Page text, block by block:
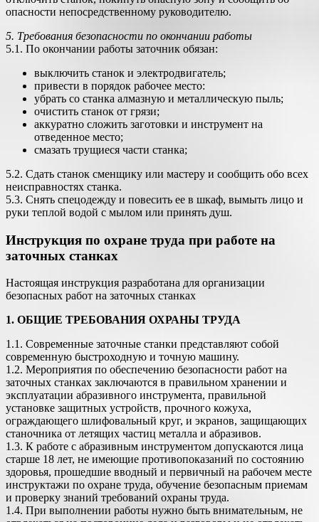
опасности непосредственному руководителю.
5. Требования безопасности по окончании работы
5.1. По окончании работы заточник обязан:
выключить станок и электродвигатель;
привести в порядок рабочее место:
убрать со станка алмазную и металлическую пыль;
очистить станок от грязи;
аккуратно сложить заготовки и инструмент на
отведенное место;
смазать трущиеся части станка;
5.2. Сдать станок сменщику или мастеру и сообщить обо всех
неисправностях станка.
5.3. Снять спецодежду и повесить ее в шкаф, вымыть лицо и
руки теплой водой с мылом или принять душ.
Инструкция по охране труда при работе на
заточных станках
Настоящая инструкция разработана для организации
безопасных работ на заточных станках
1. ОБЩИЕ ТРЕБОВАНИЯ ОХРАНЫ ТРУДА
1.1. Современные заточные станки представляют собой
современную быстроходную и точную машину.
1.2. Мероприятия по обеспечению безопасности работ на
заточных станках заключаются в правильном хранении и
эксплуатации абразивного инструмента, правильной
установке защитных устройств, прочного кожуха,
ограждающего шлифовальный круг, и экранов, защищающих
станочника от летящих частиц металла и абразивов.
1.3. К работе с абразивным инструментом допускаются лица
старше 18 лет, не имеющие противопоказаний по состоянию
здоровья, прошедшие вводный и первичный на рабочем месте
инструктажи по охране труда, обучение безопасным приемам
и проверку знаний требований охраны труда.
1.4. При выполнении работы нужно быть внимательным, не